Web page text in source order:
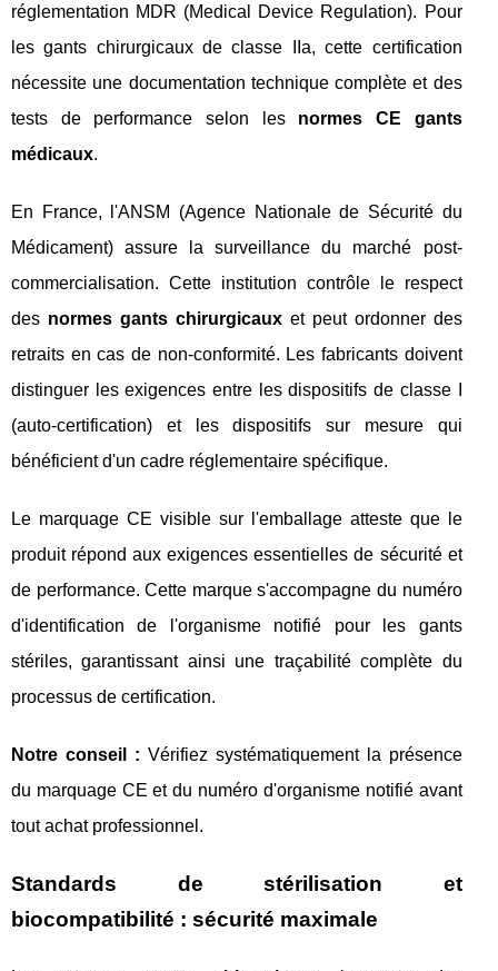
réglementation MDR (Medical Device Regulation). Pour
les gants chirurgicaux de classe IIa, cette certification
nécessite une documentation technique complète et des
tests de performance selon les normes CE gants
médicaux.
En France, l'ANSM (Agence Nationale de Sécurité du
Médicament) assure la surveillance du marché post-
commercialisation. Cette institution contrôle le respect
des normes gants chirurgicauxet peut ordonner des
retraits en cas de non-conformité. Les fabricants doivent
distinguer les exigences entre les dispositifs de classe I
(auto-certification) et les dispositifs sur mesure qui
bénéficient d'un cadre réglementaire spécifique.
Le marquage CE visible sur l'emballage atteste que le
produit répond aux exigences essentielles de sécurité et
de performance. Cette marque s'accompagne du numéro
d'identification de l'organisme notifié pour les gants
stériles, garantissant ainsi une traçabilité complète du
processus de certification.
Notre conseil : Vérifiez systématiquement la présence
du marquage CE et du numéro d'organisme notifié avant
tout achat professionnel.
Standards de stérilisation et
biocompatibilité : sécurité maximale